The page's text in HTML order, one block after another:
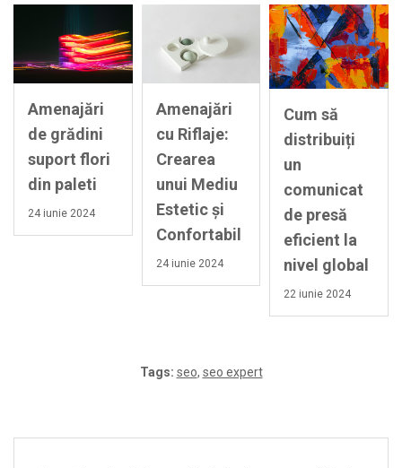
Amenajări
de grădini
suport flori
din paleti
24 iunie 2024
Amenajări
cu Riflaje:
Crearea
unui Mediu
Estetic și
Confortabil
24 iunie 2024
Cum să
distribuiți
un
comunicat
de presă
eficient la
nivel global
22 iunie 2024
Tags: seo, seo expert